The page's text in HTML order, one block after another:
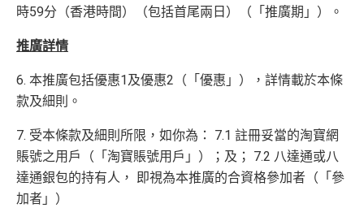
時59分（香港時間）（包括首尾兩日）（「推廣期」）。
推廣詳情
6. 本推廣包括優惠1及優惠2（「優惠」），詳情載於本條
款及細則。
7. 受本條款及細則所限，如你為： 7.1 註冊妥當的淘寶網
賬號之用戶（「淘寶賬號用戶」）；及； 7.2 八達通或八
達通銀包的持有人， 即視為本推廣的合資格參加者（「參
加者」）